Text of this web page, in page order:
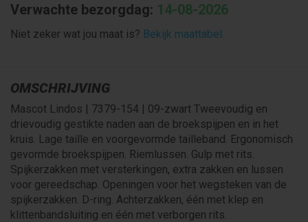
Verwachte bezorgdag: 14-08-2026
Niet zeker wat jou maat is? Bekijk maattabel
OMSCHRIJVING
Mascot Lindos | 7379-154 | 09-zwart Tweevoudig en
drievoudig gestikte naden aan de broekspijpen en in het
kruis. Lage taille en voorgevormde tailleband. Ergonomisch
gevormde broekspijpen. Riemlussen. Gulp met rits.
Spijkerzakken met versterkingen, extra zakken en lussen
voor gereedschap. Openingen voor het wegsteken van de
spijkerzakken. D-ring. Achterzakken, één met klep en
klittenbandsluiting en één met verborgen rits.